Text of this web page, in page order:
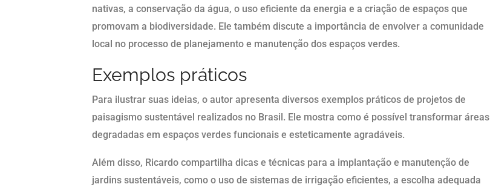
nativas, a conservação da água, o uso eficiente da energia e a criação de espaços que
promovam a biodiversidade. Ele também discute a importância de envolver a comunidade
local no processo de planejamento e manutenção dos espaços verdes.
Exemplos práticos
Para ilustrar suas ideias, o autor apresenta diversos exemplos práticos de projetos de
paisagismo sustentável realizados no Brasil. Ele mostra como é possível transformar áreas
degradadas em espaços verdes funcionais e esteticamente agradáveis.
Além disso, Ricardo compartilha dicas e técnicas para a implantação e manutenção de
jardins sustentáveis, como o uso de sistemas de irrigação eficientes, a escolha adequada